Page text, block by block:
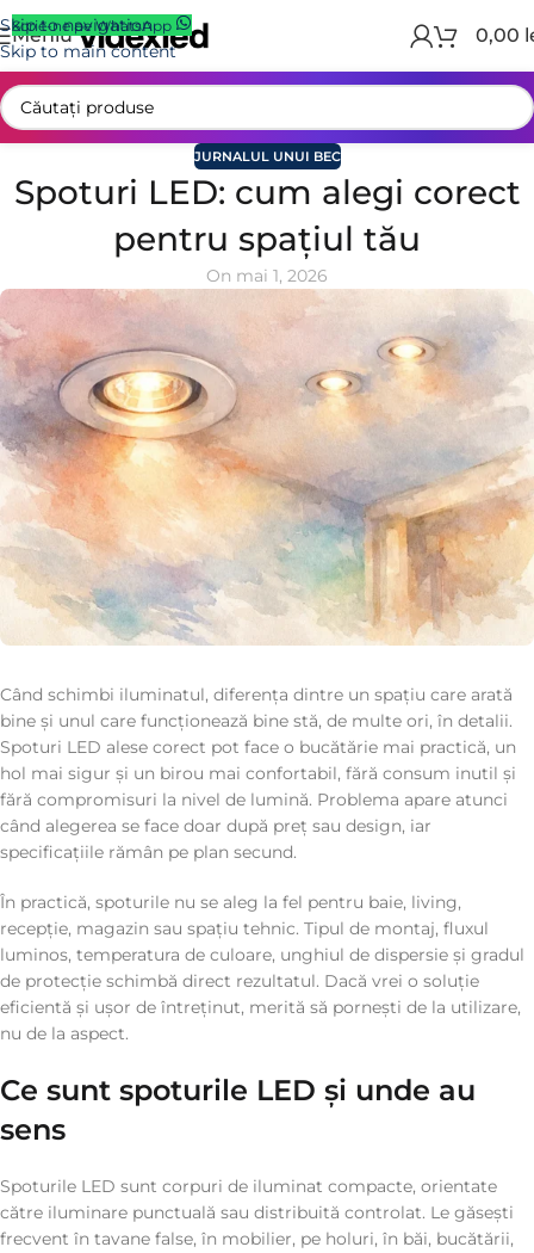
Skip to navigation
Skip to main content
Scrie-ne pe WhatsApp
Meniu 0,00
JURNALUL UNUI BEC
Spoturi LED: cum alegi corect
pentru spațiul tău
On mai 1, 2026
Când schimbi iluminatul, diferența dintre un spațiu care arată
bine și unul care funcționează bine stă, de multe ori, în detalii.
Spoturi LED alese corect pot face o bucătărie mai practică, un
hol mai sigur și un birou mai confortabil, fără consum inutil și
fără compromisuri la nivel de lumină. Problema apare atunci
când alegerea se face doar după preț sau design, iar
specificațiile rămân pe plan secund.
În practică, spoturile nu se aleg la fel pentru baie, living,
recepție, magazin sau spațiu tehnic. Tipul de montaj, fluxul
luminos, temperatura de culoare, unghiul de dispersie și gradul
de protecție schimbă direct rezultatul. Dacă vrei o soluție
eficientă și ușor de întreținut, merită să pornești de la utilizare,
nu de la aspect.
Ce sunt spoturile LED și unde au
sens
Spoturile LED sunt corpuri de iluminat compacte, orientate
către iluminare punctuală sau distribuită controlat. Le găsești
frecvent în tavane false, în mobilier, pe holuri, în băi, bucătării,